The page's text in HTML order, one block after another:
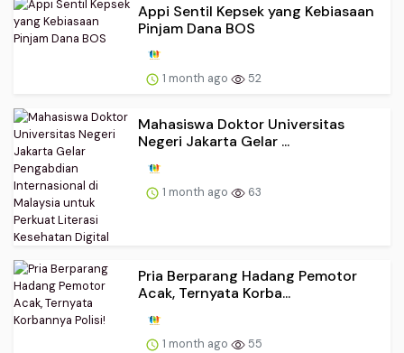
Appi Sentil Kepsek yang Kebiasaan
Pinjam Dana BOS
1 month ago 52
Mahasiswa Doktor Universitas
Negeri Jakarta Gelar ...
1 month ago 63
Pria Berparang Hadang Pemotor
Acak, Ternyata Korba...
1 month ago 55